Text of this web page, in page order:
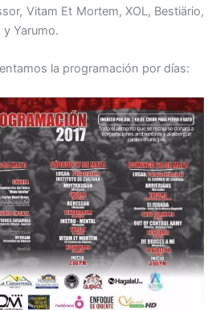
Vitam Et Mortem, XOL, Bestiärio,
Yarumo.
la programación por días: